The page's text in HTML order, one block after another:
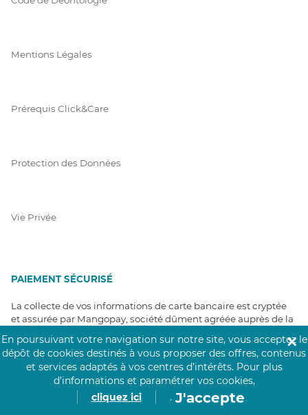
Mentions Légales
Prérequis Click&Care
Protection des Données
Vie Privée
PAIEMENT SÉCURISÉ
La collecte de vos informations de carte bancaire est cryptée
et assurée par Mangopay, société dûment agréée auprès de la
En poursuivant votre navigation sur notre site, vous acceptez le
dépôt de cookies destinés à vous proposer des offres, contenus
et services adaptés à vos centres d’intérêts. Pour plus
d’informations et paramétrer vos cookies,
cliquez ici
. J'accepte
✕